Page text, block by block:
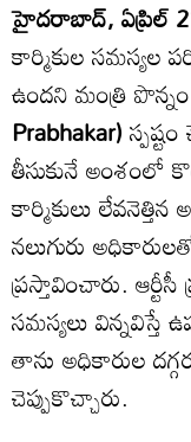
హైదరాబాద్, ఏప్రిల్
కార్మికుల సమస్యల
ఉందని మంత్రి
Prabhakar)
తీసుకునే అంశంలో
కార్మికులు
నలుగురు
ప్రస్తావించారు.
సమస్యలు విన్నవిస్తే
తాను అధికారుల
చెప్పుకొచ్చారు.